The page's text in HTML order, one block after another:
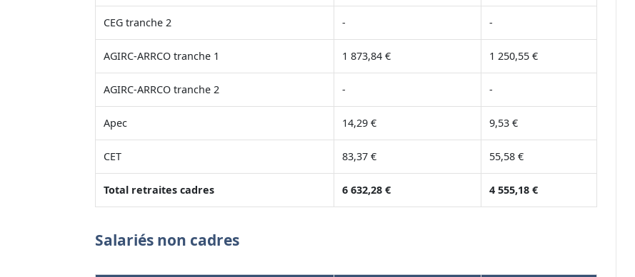
CEG tranche 2 - -
AGIRC-ARRCO tranche 1 1 873,84 € 1 250,55 €
AGIRC-ARRCO tranche 2 - -
Apec 14,29 € 9,53 €
CET 83,37 € 55,58 €
Total retraites cadres 6 632,28 € 4 555,18 €
Salariés non cadres